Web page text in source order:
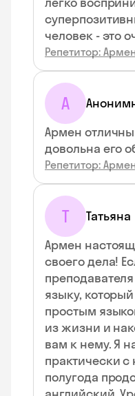
человек - это
Репетитор:
А
Армен
довольна его
Репетитор:
Т
Татьяна
Армен
своего дела!
языку,
простым
из жизни и
вам к нему. Я
практически с
полугода